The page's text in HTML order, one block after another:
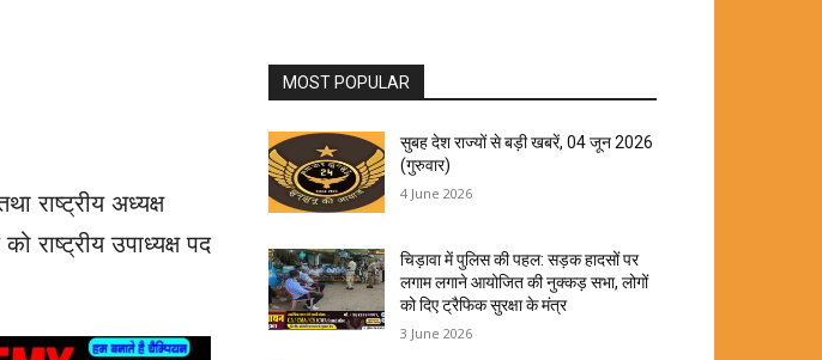
राष्ट्रीय अध्यक्ष
राष्ट्रीय उपाध्यक्ष पद
MOST POPULAR
सुबह देश राज्यों से बड़ी खबरें, 04 जून 2026
(गुरुवार)
4 June 2026
चिड़ावा में पुलिस की पहल: सड़क हादसों पर
लगाम लगाने आयोजित की नुक्कड़ सभा, लोगों
को दिए ट्रैफिक सुरक्षा के मंत्र
3 June 2026